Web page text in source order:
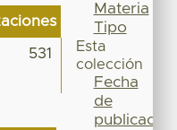
531
Materia
Tipo
Esta
colección
Fecha
de
publicación